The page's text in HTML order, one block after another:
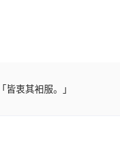
衷其衵服。」